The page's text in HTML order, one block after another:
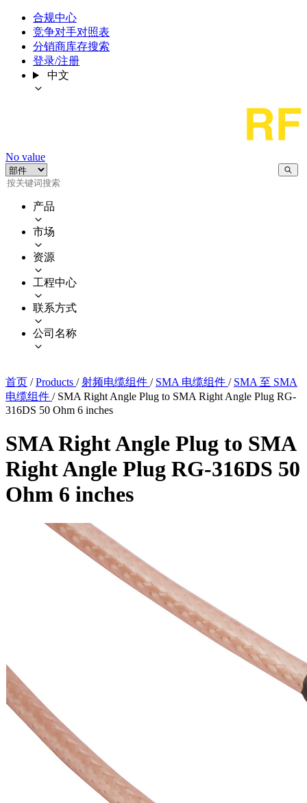
合规中心
竞争对手对照表
分销商库存搜索
登录/注册
中文
No value
产品
市场
资源
工程中心
联系方式
公司名称
首页 / Products / 射频电缆组件 / SMA 电缆组件 / SMA 至 SMA
电缆组件 / SMA Right Angle Plug to SMA Right Angle Plug RG-
316DS 50 Ohm 6 inches
SMA Right Angle Plug to SMA
Right Angle Plug RG-316DS 50
Ohm 6 inches